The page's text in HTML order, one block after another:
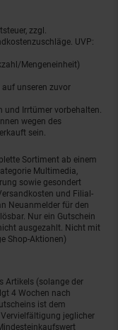
zzgl.
UVP:
Mengeneinheit)
unseren zuvor
und Irrtümer vorbehalten.
wegen des
sein.
Sortiment ab einem
Multimedia,
sowie gesondert
und Filial-
Neuanmelder für den
Nur ein Gutschein
ausgezahlt. Nicht mit
Shop-Aktionen)
Artikels (solange der
4 Wochen nach
ist dem
jeglicher